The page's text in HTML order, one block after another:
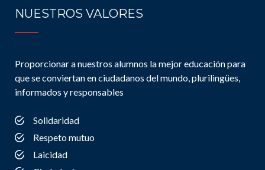
NUESTROS VALORES
Proporcionar a nuestros alumnos la mejor educación para
que se conviertan en ciudadanos del mundo, plurilingües,
informados y responsables
Solidaridad
Respeto mutuo
Laicidad